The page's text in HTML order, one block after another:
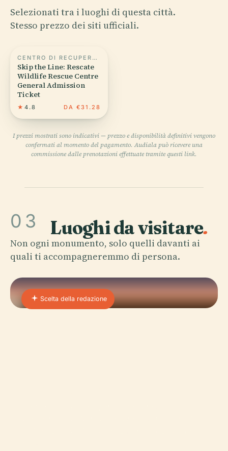
Selezionati tra i luoghi di questa città.
Stesso prezzo dei siti ufficiali.
CENTRO DI RECUPERO DELLA FAUNA SELVATICA RESCATE
Skip the Line: Rescate
Wildlife Rescue Centre
General Admission
Ticket
★ 4.8 DA €31.28
I prezzi mostrati sono indicativi — prezzo e disponibilità definitivi vengono
confermati al momento del pagamento. Audiala può ricevere una
commissione dalle prenotazioni effettuate tramite questi link.
03 Luoghi da visitare.
Non ogni monumento, solo quelli davanti ai
quali ti accompagneremmo di persona.
Scelta della redazione